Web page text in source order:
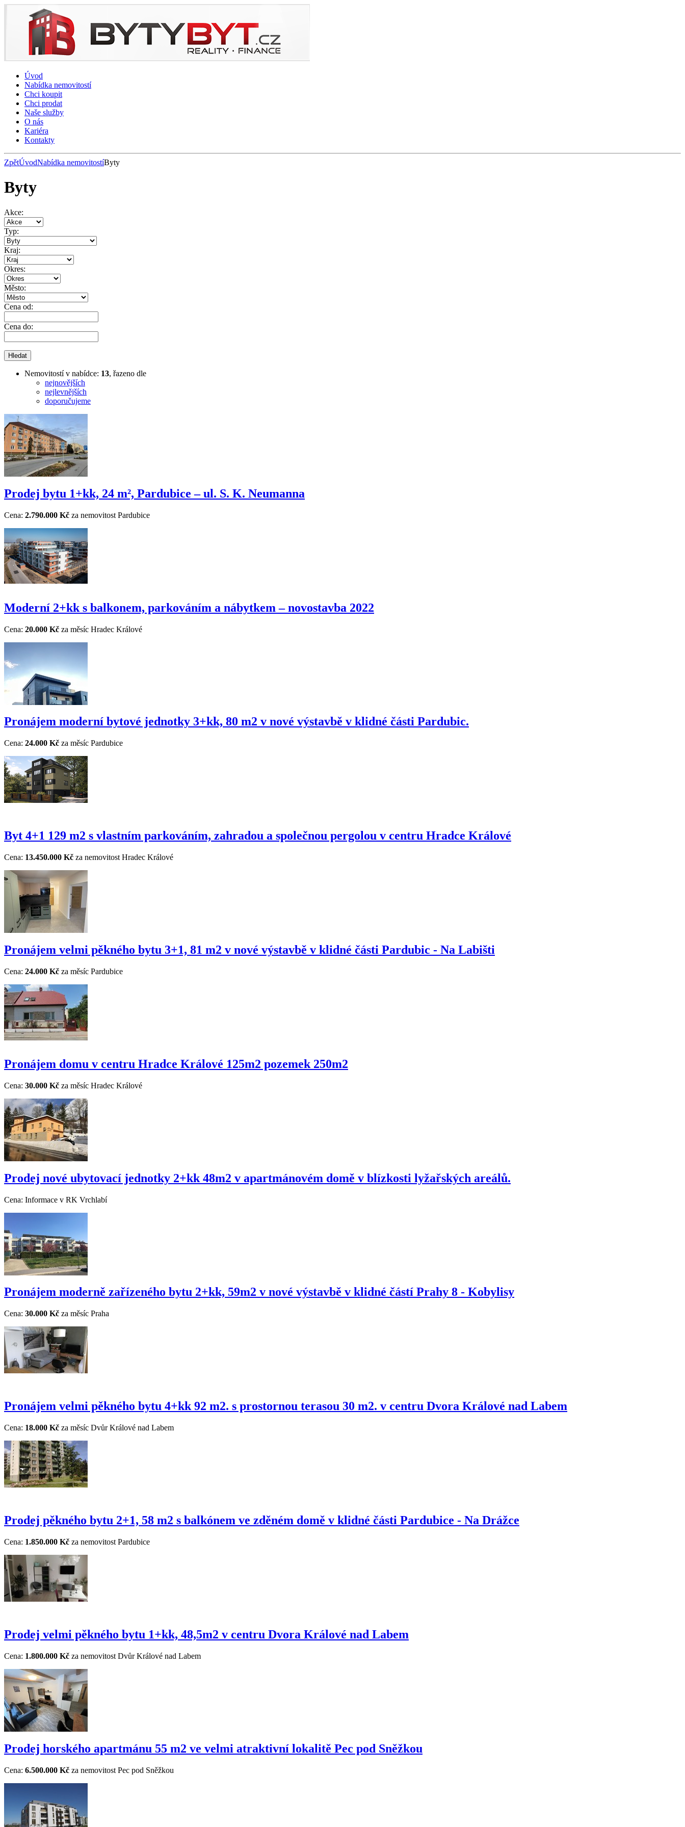
Úvod
Nabídka nemovitostí
Chci koupit
Chci prodat
Naše služby
O nás
Kariéra
Kontakty
ZpětÚvodNabídka nemovitostíByty
Byty
Akce:
Typ:
Kraj:
Okres:
Město:
Cena od:
Cena do:
Nemovitostí v nabídce: 13, řazeno dle
nejnovějších
nejlevnějších
doporučujeme
Prodej bytu 1+kk, 24 m², Pardubice – ul. S. K. Neumanna
Cena: 2.790.000 Kč za nemovitost Pardubice
Moderní 2+kk s balkonem, parkováním a nábytkem – novostavba 2022
Cena: 20.000 Kč za měsíc Hradec Králové
Pronájem moderní bytové jednotky 3+kk, 80 m2 v nové výstavbě v klidné části Pardubic.
Cena: 24.000 Kč za měsíc Pardubice
Byt 4+1 129 m2 s vlastním parkováním, zahradou a společnou pergolou v centru Hradce Králové
Cena: 13.450.000 Kč za nemovitost Hradec Králové
Pronájem velmi pěkného bytu 3+1, 81 m2 v nové výstavbě v klidné části Pardubic - Na Labišti
Cena: 24.000 Kč za měsíc Pardubice
Pronájem domu v centru Hradce Králové 125m2 pozemek 250m2
Cena: 30.000 Kč za měsíc Hradec Králové
Prodej nové ubytovací jednotky 2+kk 48m2 v apartmánovém domě v blízkosti lyžařských areálů.
Cena: Informace v RK Vrchlabí
Pronájem moderně zařízeného bytu 2+kk, 59m2 v nové výstavbě v klidné částí Prahy 8 - Kobylisy
Cena: 30.000 Kč za měsíc Praha
Pronájem velmi pěkného bytu 4+kk 92 m2. s prostornou terasou 30 m2. v centru Dvora Králové nad Labem
Cena: 18.000 Kč za měsíc Dvůr Králové nad Labem
Prodej pěkného bytu 2+1, 58 m2 s balkónem ve zděném domě v klidné části Pardubice - Na Drážce
Cena: 1.850.000 Kč za nemovitost Pardubice
Prodej velmi pěkného bytu 1+kk, 48,5m2 v centru Dvora Králové nad Labem
Cena: 1.800.000 Kč za nemovitost Dvůr Králové nad Labem
Prodej horského apartmánu 55 m2 ve velmi atraktivní lokalitě Pec pod Sněžkou
Cena: 6.500.000 Kč za nemovitost Pec pod Sněžkou